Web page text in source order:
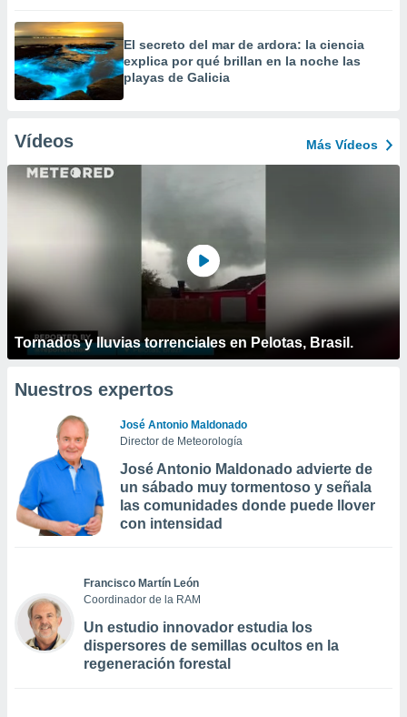
El secreto del mar de ardora: la ciencia
explica por qué brillan en la noche las
playas de Galicia
Vídeos Más Vídeos
Tornados y lluvias torrenciales en Pelotas, Brasil.
Nuestros expertos
José Antonio Maldonado
Director de Meteorología
José Antonio Maldonado advierte de
un sábado muy tormentoso y señala
las comunidades donde puede llover
con intensidad
Francisco Martín León
Coordinador de la RAM
Un estudio innovador estudia los
dispersores de semillas ocultos en la
regeneración forestal